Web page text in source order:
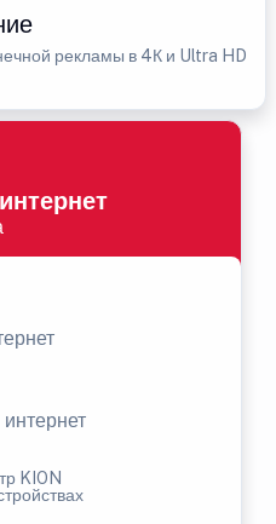
рекламы в 4К и Ultra HD
KION